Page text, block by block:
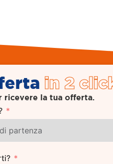
in 2
ricevere la tua offerta.